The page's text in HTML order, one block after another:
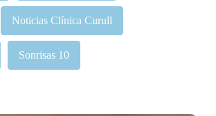
Noticias Clínica Curull
Sonrisas 10